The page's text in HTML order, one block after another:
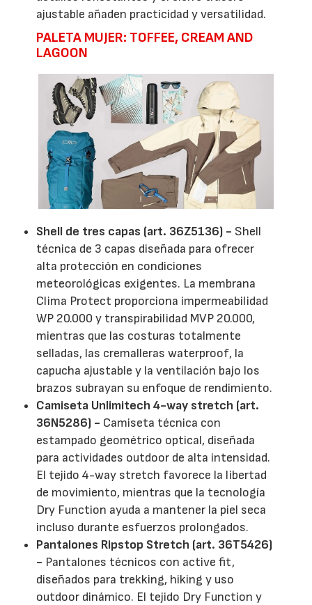
ajustable añaden practicidad y versatilidad.
PALETA MUJER: TOFFEE, CREAM AND
LAGOON
Shell de tres capas (art. 36Z5136) - Shell
técnica de 3 capas diseñada para ofrecer
alta protección en condiciones
meteorológicas exigentes. La membrana
Clima Protect proporciona impermeabilidad
WP 20.000 y transpirabilidad MVP 20.000,
mientras que las costuras totalmente
selladas, las cremalleras waterproof, la
capucha ajustable y la ventilación bajo los
brazos subrayan su enfoque de rendimiento.
Camiseta Unlimitech 4-way stretch (art.
36N5286) - Camiseta técnica con
estampado geométrico optical, diseñada
para actividades outdoor de alta intensidad.
El tejido 4-way stretch favorece la libertad
de movimiento, mientras que la tecnología
Dry Function ayuda a mantener la piel seca
incluso durante esfuerzos prolongados.
Pantalones Ripstop Stretch (art. 36T5426)
- Pantalones técnicos con active fit,
diseñados para trekking, hiking y uso
outdoor dinámico. El tejido Dry Function y